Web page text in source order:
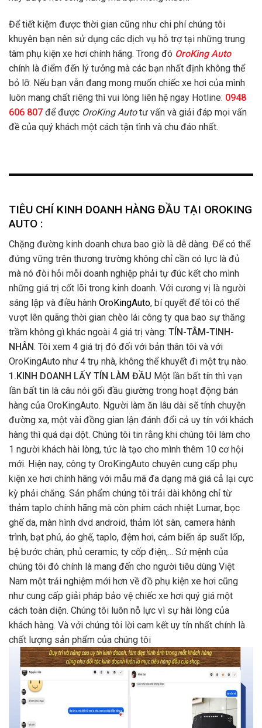
Để tiết kiệm được thời gian cũng như chi phí chúng tôi
khuyên bạn nên sử dụng các dịch vụ hỗ trợ tại những trung
tâm phụ kiện xe hơi chính hãng. Trong đó OroKing Auto
chính là điểm đến lý tưởng mà các bạn nhất định không thể
bỏ lỡ. Nếu bạn vẫn đang mong muốn chiếc xe hơi của mình
luôn mang chất riêng thì vui lòng liên hệ ngay Hotline: 0948
606 807 để được OroKing Autotư vấn và giải đáp mọi vấn
đề của quý khách một cách tận tình và chu đáo nhất.
TIÊU CHÍ KINH DOANH HÀNG ĐẦU TẠI OROKING
AUTO :
Chặng đường kinh doanh chưa bao giờ là dễ dàng. Để có thể
đứng vững trên thương trường không chỉ cần có lực là đủ
mà nó đòi hỏi mỗi doanh nghiệp phải tự đúc kết cho mình
những giá trị cốt lõi trong kinh doanh. Với cương vị là người
sáng lập và điều hành OroKingAuto, bí quyết để tôi có thể
vượt lên quãng thời gian chèo lái công ty qua bao sự thăng
trầm không gì khác ngoài 4 giá trị vàng: TÍN-TÂM-TINH-
NHÂN. Tôi xem 4 giá trị đó đối với bản thân tôi và với
OroKingAuto như 4 trụ nhà, không thể khuyết đi một trụ nào.
1.KINH DOANH LẤY TÍN LÀM ĐẦU Một lần bất tín thì vạn
lần bất tin là câu nói gối đầu giường trong hoạt động bán
hàng của OroKingAuto. Người làm ăn lâu dài sẽ tính chuyện
đường xa, một vài đồng gian lận đánh đổi cả uy tín với khách
hàng thì quá dại dột. Chúng tôi tin rằng khi chúng tôi làm cho
1 người khách hài lòng, tức là tạo cho mình thêm 10 cơ hội
mới. Hiện nay, công ty OroKingAuto chuyên cung cấp phụ
kiện xe hơi chính hãng với mẫu mã đa dạng mà giá cả lại cực
kỳ phải chăng. Sản phẩm chúng tôi trải dài không chỉ từ
thảm taplo chính hãng mà còn phim cách nhiệt Lumar, bọc
ghế da, màn hình dvd android, thảm lót sàn, camera hành
trình, bạt phủ, áo ghế, taplo, đệm hơi, cảm biến áp suất lốp,
bệ bước chân, phủ ceramic, ty cốp điện,... Sứ mệnh của
chúng tôi đó chính là mang đến cho người tiêu dùng Việt
Nam một trải nghiệm mới hơn về đồ phụ kiện xe hơi cũng
như cung cấp giải pháp bảo vệ chiếc xe hơi quý giá một
cách toàn diện. Chúng tôi luôn nỗ lực vì sự hài lòng của
khách hàng. Và với chúng tôi lời cam kết uy tín nhất chính là
chất lượng sản phẩm của chúng tôi